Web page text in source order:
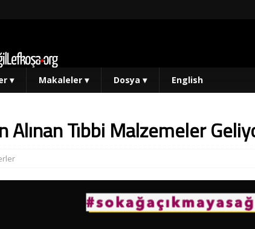
▾ Makaleler ▾ Dosya ▾ English
Alınan Tıbbi Malzemeler